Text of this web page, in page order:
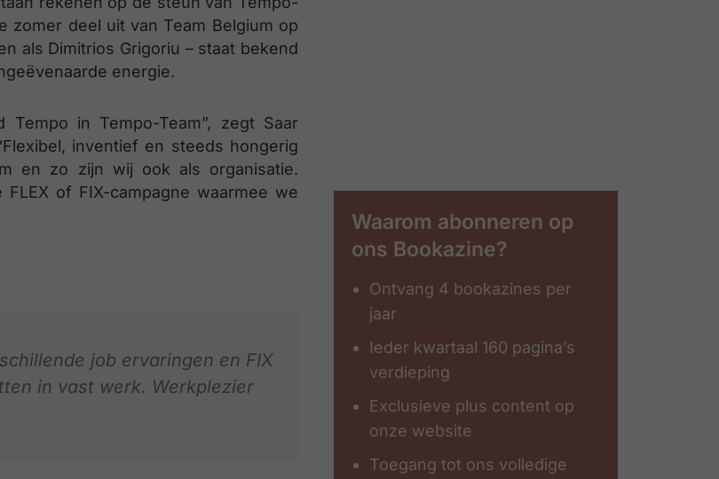
zomer deel uit van Team Belgium op
als Dimitrios Grigoriu – staat bekend
energie.
in Tempo-Team”, zegt Saar
inventief en steeds hongerig
en zo zijn wij ook als organisatie.
of FIX-campagne waarmee we
job ervaringen en FIX
in vast werk. Werkplezier
Waarom abonneren op
ons Bookazine?
Ontvang 4 bookazines per
jaar
Ieder kwartaal 160 pagina’s
verdieping
Exclusieve plus content op
onze website
Toegang tot ons volledige